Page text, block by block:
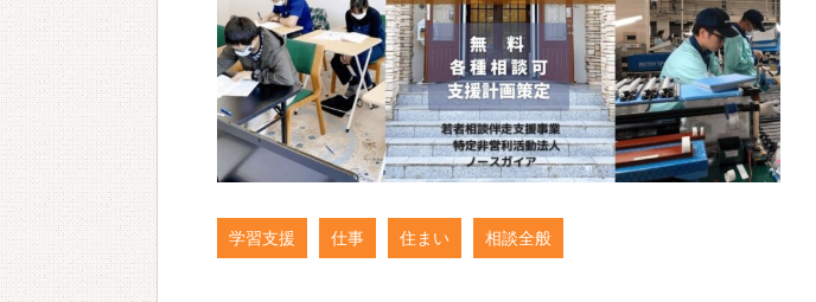
学習支援 仕事 住まい 相談全般